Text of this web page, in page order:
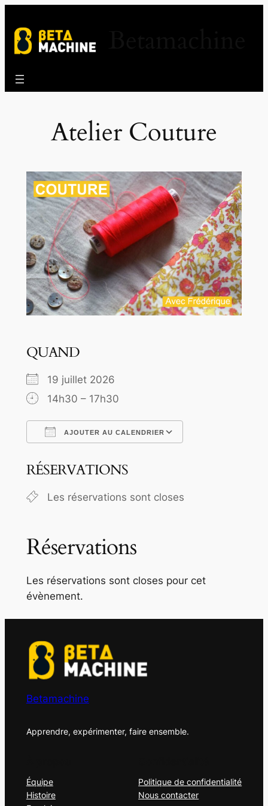
au
contenu
Atelier Couture
QUAND
19 juillet 2026
14h30 – 17h30
AJOUTER AU CALENDRIER
RÉSERVATIONS
Les réservations sont closes
Réservations
Les réservations sont closes pour cet
évènement.
Betamachine
Apprendre, expérimenter, faire ensemble.
Équipe
Histoire
Politique de confidentialité
Nous contacter